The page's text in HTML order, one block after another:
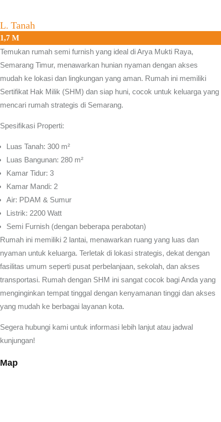
L. Tanah
1,7 M
Temukan rumah semi furnish yang ideal diArya Mukti Raya,
Semarang Timur, menawarkan hunian nyaman dengan akses
mudah ke lokasi dan lingkungan yang aman. Rumah ini memiliki
Sertifikat Hak Milik (SHM) dan siap huni, cocok untuk keluarga yang
mencari rumah strategis di Semarang.
Spesifikasi Properti:
Luas Tanah: 300 m²
Luas Bangunan: 280 m²
Kamar Tidur: 3
Kamar Mandi: 2
Air: PDAM & Sumur
Listrik: 2200 Watt
Semi Furnish (dengan beberapa perabotan)
Rumah ini memiliki 2 lantai, menawarkan ruang yang luas dan
nyaman untuk keluarga. Terletak di lokasi strategis, dekat dengan
fasilitas umum seperti pusat perbelanjaan, sekolah, dan akses
transportasi. Rumah dengan SHM ini sangat cocok bagi Anda yang
menginginkan tempat tinggal dengan kenyamanan tinggi dan akses
yang mudah ke berbagai layanan kota.
Segera hubungi kami untuk informasi lebih lanjut atau jadwal
kunjungan!
Map